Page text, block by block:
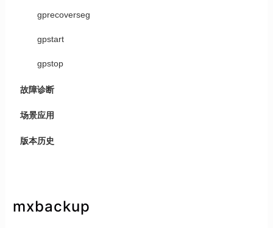
gprecoverseg
gpstart
gpstop
故障诊断
场景应用
版本历史
mxbackup